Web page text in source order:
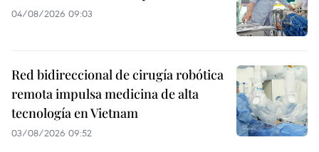
04/08/2026 09:03
Red bidireccional de cirugía robótica
remota impulsa medicina de alta
tecnología en Vietnam
03/08/2026 09:52